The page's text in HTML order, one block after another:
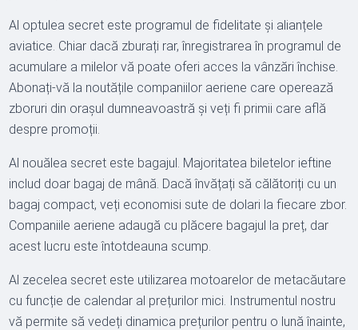
Al optulea secret este programul de fidelitate și alianțele
aviatice. Chiar dacă zburați rar, înregistrarea în programul de
acumulare a milelor vă poate oferi acces la vânzări închise.
Abonați-vă la noutățile companiilor aeriene care operează
zboruri din orașul dumneavoastră și veți fi primii care află
despre promoții.
Al nouălea secret este bagajul. Majoritatea biletelor ieftine
includ doar bagaj de mână. Dacă învățați să călătoriți cu un
bagaj compact, veți economisi sute de dolari la fiecare zbor.
Companiile aeriene adaugă cu plăcere bagajul la preț, dar
acest lucru este întotdeauna scump.
Al zecelea secret este utilizarea motoarelor de metacăutare
cu funcție de calendar al prețurilor mici. Instrumentul nostru
vă permite să vedeți dinamica prețurilor pentru o lună înainte,